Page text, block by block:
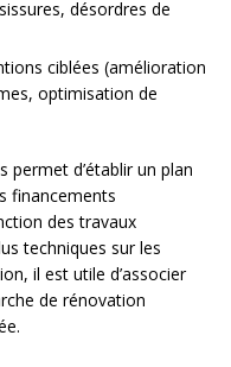
désordres de
ciblées (amélioration
optimisation de
d’établir un plan
financements
des travaux
techniques sur les
il est utile d’associer
de rénovation